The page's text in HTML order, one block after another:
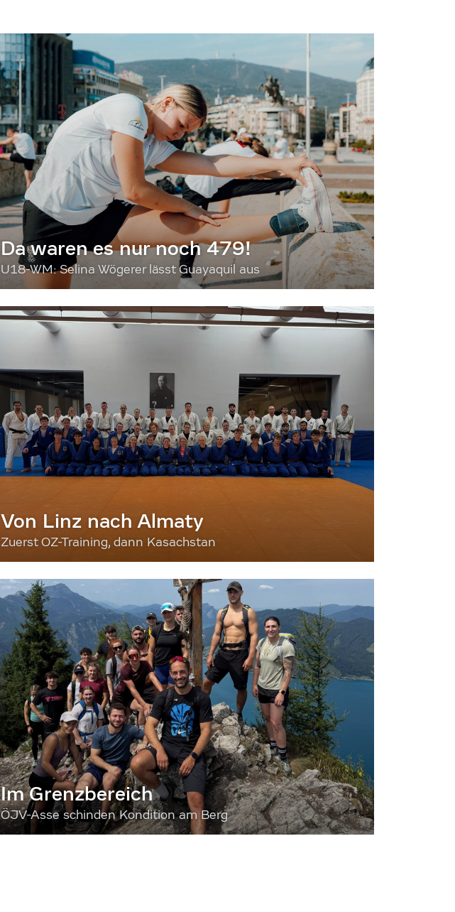
Da waren es nur noch 479!
U18-WM: Selina Wögerer lässt Guayaquil aus
Von Linz nach Almaty
Zuerst OZ-Training, dann Kasachstan
Im Grenzbereich
ÖJV-Asse schinden Kondition am Berg